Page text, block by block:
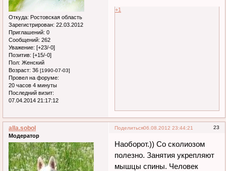
Откуда: Ростовская область
Зарегистрирован: 22.03.2012
Приглашений: 0
Сообщений: 262
Уважение: [+23/-0]
Позитив: [+15/-0]
Пол: Женский
Возраст: 36 [1990-07-03]
Провел на форуме:
20 часов 4 минуты
Последний визит:
07.04.2014 21:17:12
+1
Поделиться 23
06.08.2012 23:44:21
alla.sobol
Модератор
Наоборот.)) Со сколиозом
полезно. Занятия укрепляют
мышцы спины. Человек